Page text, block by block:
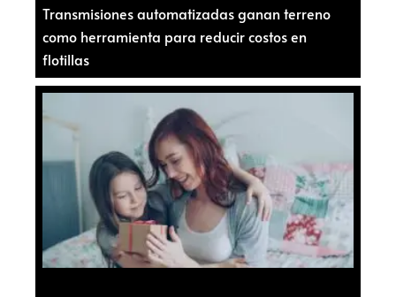
Transmisiones automatizadas ganan terreno
como herramienta para reducir costos en
flotillas